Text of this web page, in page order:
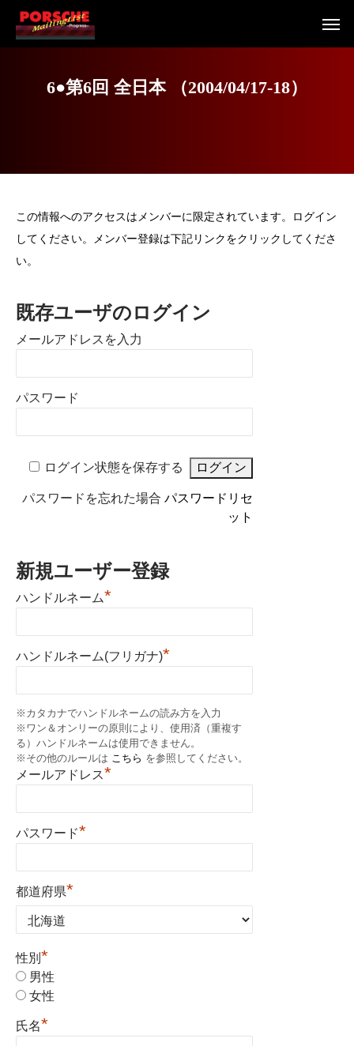
6●第6回 全日 本 （2004/04/17-18）
この情報へのアクセスはメンバーに限定されています。ログイン
してください。メンバー登録は下記リンクをクリックしてくださ
い。
既存ユーザのログイン
メールアドレスを入力
パスワード
ログイン状態を保存する
パスワードを忘れた場合 パスワードリセ
ット
新規ユーザー登録
ハンドルネーム*
ハンドルネーム(フリガナ)*
※カタカナでハンドルネームの読み方を入力
※ワン＆オンリーの原則により、使用済（重複す
る）ハンドルネームは使用できません。
※その他のルールは こちら を参照してください。
メールアドレス*
パスワード*
都道府県*
性別 *
男性
女性
氏名*